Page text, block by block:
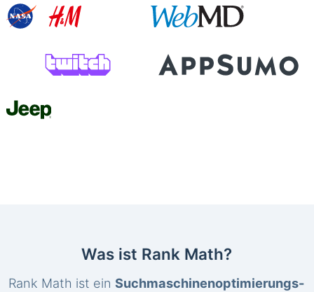
Was ist Rank Math?
Rank Math ist einSuchmaschinenoptimierungs-